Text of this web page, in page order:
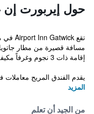
حول إيربورت إن
مسافة قصيرة من مطار
إقامة ذات 3 نجوم وغرفاً مكيفة.
يقدم الفندق المريح معاملات
المزيد
من الجيد أن تعلم